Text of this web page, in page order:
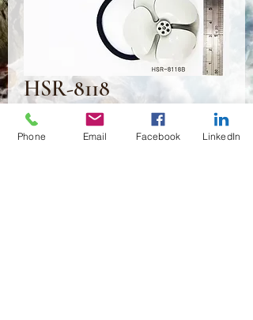
HSR-8118
3,00 $US Prix
Phone Email Facebook LinkedIn